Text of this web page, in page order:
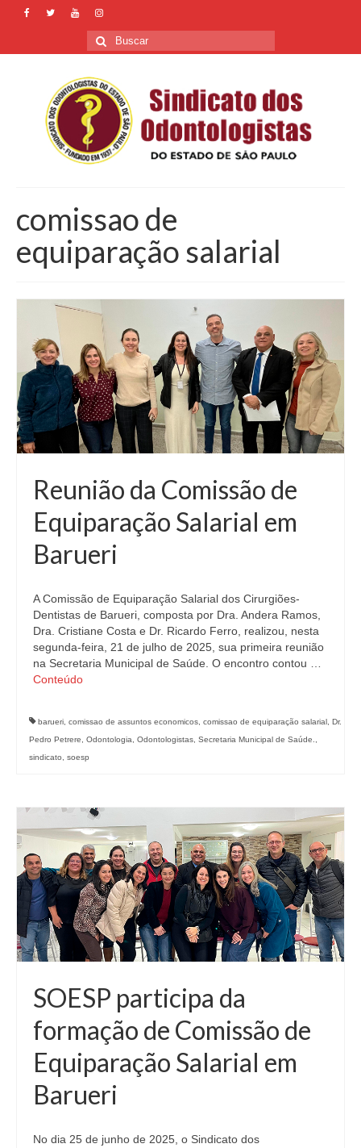
Buscar
por:
comissao de
equiparação salarial
Reunião da Comissão de
Equiparação Salarial em
Barueri
A Comissão de Equiparação Salarial dos Cirurgiões-
Dentistas de Barueri, composta por Dra. Andera Ramos,
Dra. Cristiane Costa e Dr. Ricardo Ferro, realizou, nesta
segunda-feira, 21 de julho de 2025, sua primeira reunião
na Secretaria Municipal de Saúde. O encontro contou …
Conteúdo
barueri comissao de assuntos economicos comissao de equiparação salarial Dr.
Pedro Petrere
Odontologia Odontologistas Secretaria Municipal de Saúde.
sindicato
soesp
SOESP participa da
formação de Comissão de
Equiparação Salarial em
Barueri
No dia 25 de junho de 2025, o Sindicato dos